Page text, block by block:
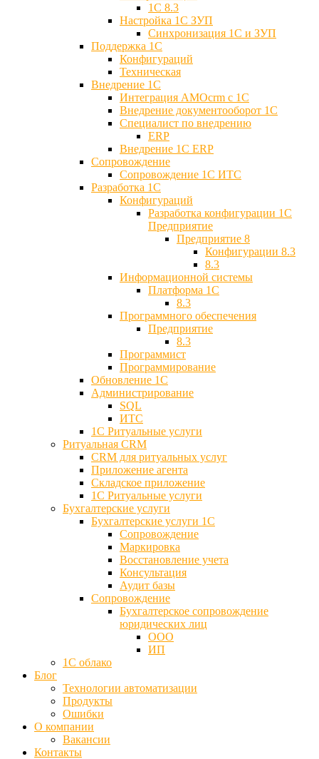
1С 8.3
Настройка 1С ЗУП
Синхронизация 1С и ЗУП
Поддержка 1С
Конфигураций
Техническая
Внедрение 1С
Интеграция AMOcrm с 1C
Внедрение документооборот 1С
Специалист по внедрению
ERP
Внедрение 1С ERP
Cопровождение
Cопровождение 1С ИТС
Разработка 1C
Конфигураций
Разработка конфигурации 1С
Предприятие
Предприятие 8
Конфигурации 8.3
8.3
Информационной системы
Платформа 1С
8.3
Программного обеспечения
Предприятие
8.3
Программист
Программирование
Обновление 1С
Администрирование
SQL
ИТС
1С Ритуальные услуги
Ритуальная CRM
CRM для ритуальных услуг
Приложение агента
Складское приложение
1С Ритуальные услуги
Бухгалтерские услуги
Бухгалтерские услуги 1С
Сопровождение
Маркировка
Восстановление учета
Консультация
Аудит базы
Cопровождение
Бухгалтерское сопровождение
юридических лиц
ООО
ИП
1С облако
Блог
Технологии автоматизации
Продукты
Ошибки
О компании
Вакансии
Контакты